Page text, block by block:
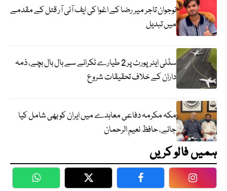
نوجوان تاجر میر رضا کے اغوا کی ایف آئی آر قتل کے مقدمے
میں تبدیل
سڈنی ایئرپورٹ پر 2 طیارے ٹکرانے سے بال بال بچے، ذمہ
داران کے خلاف تحقیقات شروع
مکہ مکرمہ دفاعی معاہدے میں ایران کو بھی شامل کیا
جائے، حافظ نعیم الرحمان
ہمیں فالو کریں
WhatsApp Twitter Facebook